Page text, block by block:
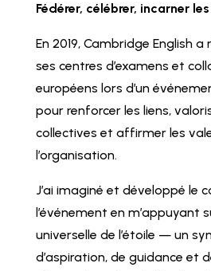
Fédérer, célébrer, incarner
En 2019, Cambridge English a
ses centres d’examens et
européens lors d’un
pour renforcer les liens,
collectives et affirmer les
l’organisation.
J’ai imaginé et développé le
l’événement en m’appuyant
universelle de l’étoile — un
d’aspiration, de guidance et